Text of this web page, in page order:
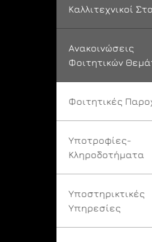
Καλλιτεχνικοί
Ανακοινώσεις
Φοιτητικών
Φοιτητικές
Υποτροφίες-
Κληροδοτήματα
Υποστηρικτικές
Υπηρεσίες